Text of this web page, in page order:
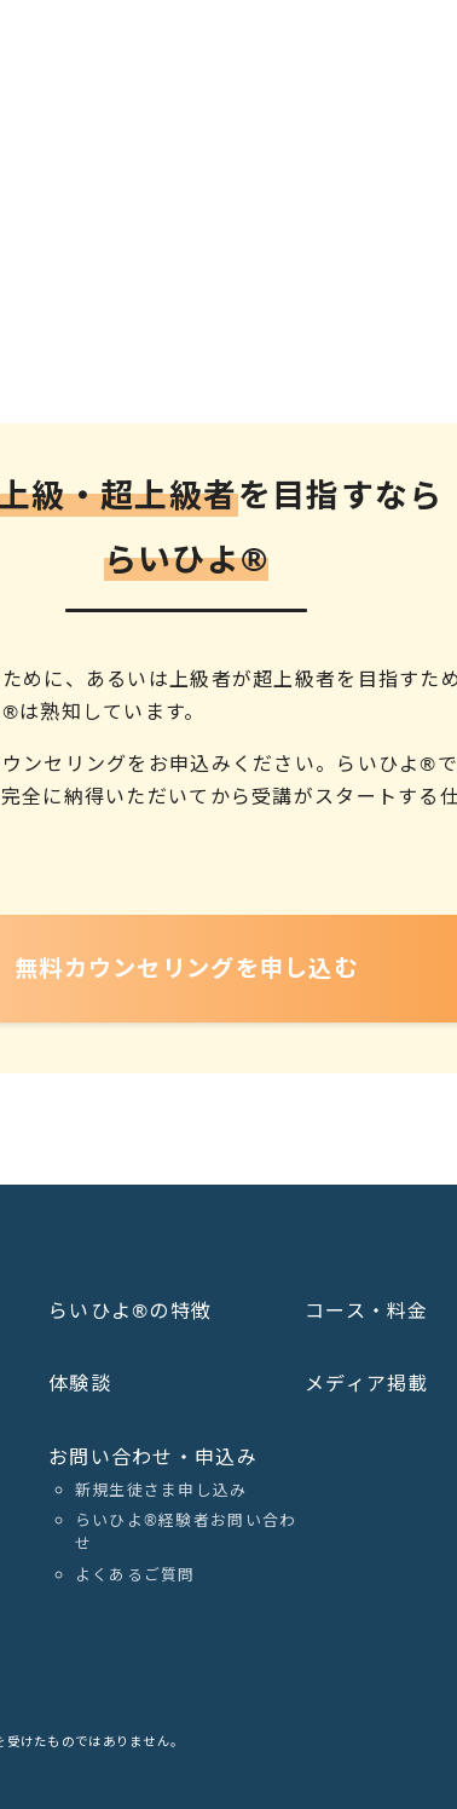
級・超上級者を目指すなら
らいひよ®︎
めに、あるいは上級者が超上級者を目指すた
熟知しています。
ンセリングをお申込みください。らいひよ®
全に納得いただいてから受講がスタートする
無料カウンセリングを申し込む
らいひよ®の特徴 コース・料金
体験談 メディア掲載
お問い合わせ・申込み
新規生徒さま申し込み
らいひよ®︎経験者お問い合わ
せ
よくあるご質問
けたものではありません。